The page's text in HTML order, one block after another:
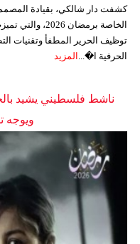
كشفت دار شالكي، بقيادة
الخاصة برمضان
توظيف الحرير المطفأ وتقنيات
الحرفية ا�... المزيد
ناشط فلسطيني يشيد
ويوجه